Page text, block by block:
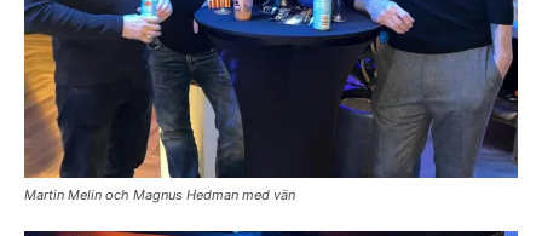
Martin Melin och Magnus Hedman med vän